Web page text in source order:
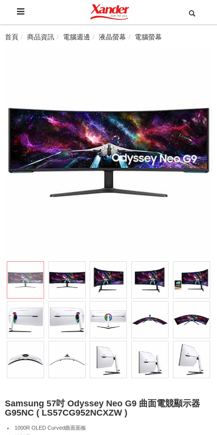
首頁 商品資訊 電腦週邊 液晶螢幕 電腦螢幕
Samsung 57吋 Odyssey Neo G9 曲面電競顯示器
G95NC ( LS57CG952NCXZW )
1000R OLED Curved曲面面板